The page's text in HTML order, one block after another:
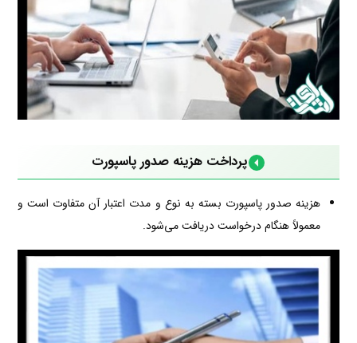
پرداخت هزینه صدور پاسپورت
هزینه صدور پاسپورت بسته به نوع و مدت اعتبار آن متفاوت است و
معمولاً هنگام درخواست دریافت می‌شود.